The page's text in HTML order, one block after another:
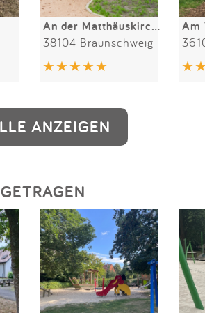
An der Matthäuskirche
38104 Braunschweig
Am
ANZEIGEN